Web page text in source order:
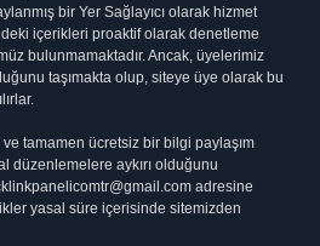
bir Yer Sağlayıcı olarak hizmet
içerikleri proaktif olarak denetleme
bulunmamaktadır. Ancak, üyelerimiz
taşımakta olup, siteye üye olarak bu
tamamen ücretsiz bir bilgi paylaşım
düzenlemelere aykırı olduğunu
adresine
yasal süre içerisinde sitemizden